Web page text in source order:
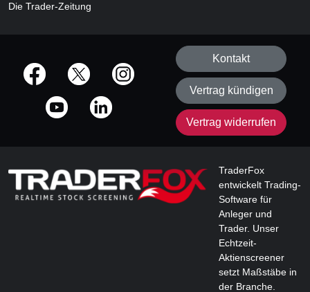
Die Trader-Zeitung
offizielle Social Media-Accounts
Kontakt
Vertrag kündigen
Vertrag widerrufen
TraderFox
entwickelt Trading-
Software für
Anleger und
Trader. Unser
Echtzeit-
Aktienscreener
setzt Maßstäbe in
der Branche.